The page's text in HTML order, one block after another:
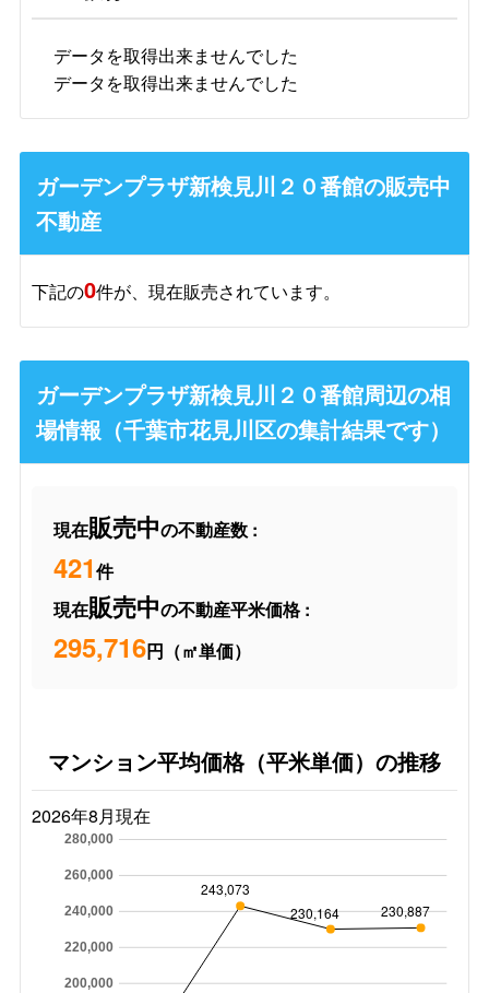
データを取得出来ませんでした
データを取得出来ませんでした
ガーデンプラザ新検見川２０番館の販売中
不動産
下記の0件が、現在販売されています。
ガーデンプラザ新検見川２０番館周辺の相
場情報（千葉市花見川区の集計結果です）
現在販売中の不動産数 :
421件
現在販売中の不動産平米価格 :
295,716円（㎡単価）
マンション平均価格（平米単価）の推移
2026年8月現在
200,000
220,000
240,000
260,000
280,000
243,073
230,164
230,887